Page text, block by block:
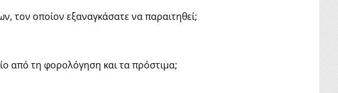
τον οποίον εξαναγκάσατε να παραιτηθεί;
από τη φορολόγηση και τα πρόστιμα;